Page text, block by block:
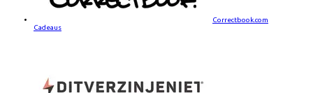
Correctbook.com
Cadeaus